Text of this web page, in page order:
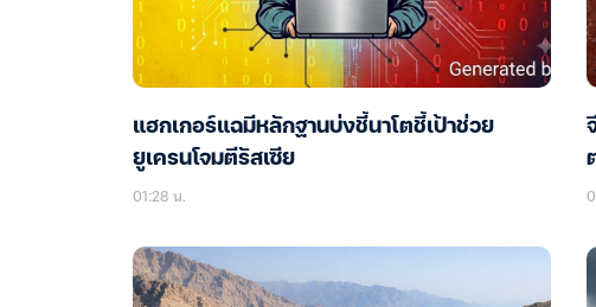
แฮกเกอร์แฉมีหลักฐานบ่งชี้นาโตชี้เป้าช่วย
ยูเครนโจมตีรัสเซีย
01:28 น.